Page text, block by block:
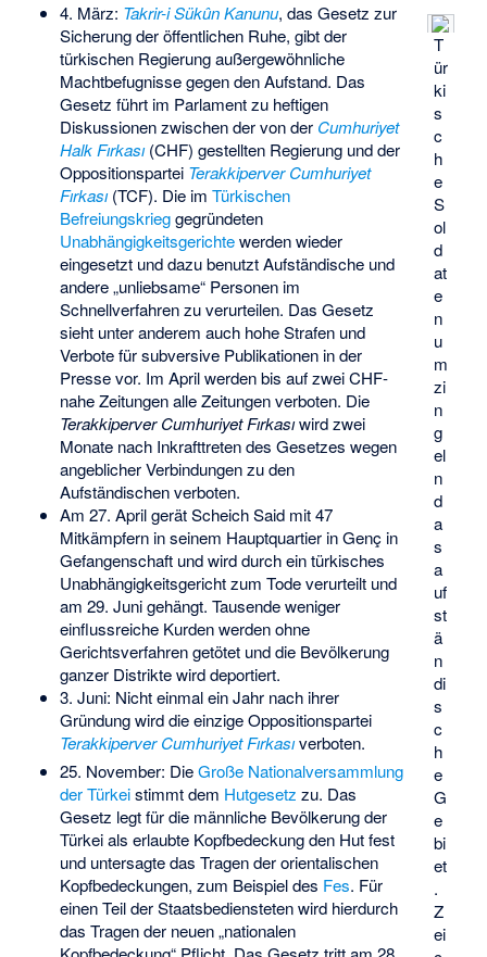
T
ür
ki
s
c
h
e
S
ol
d
at
e
n
u
m
zi
n
g
el
n
d
a
s
a
uf
st
ä
n
di
s
c
h
e
G
e
bi
et
.
Z
ei
4. März: Takrir-i Sükûn Kanunu, das Gesetz zur
Sicherung der öffentlichen Ruhe, gibt der
türkischen Regierung außergewöhnliche
Machtbefugnisse gegen den Aufstand. Das
Gesetz führt im Parlament zu heftigen
Diskussionen zwischen der von der Cumhuriyet
Halk Fırkası(CHF) gestellten Regierung und der
Oppositionspartei Terakkiperver Cumhuriyet
Fırkası(TCF). Die im Türkischen
Befreiungskrieggegründeten
Unabhängigkeitsgerichtewerden wieder
eingesetzt und dazu benutzt Aufständische und
andere „unliebsame“ Personen im
Schnellverfahren zu verurteilen. Das Gesetz
sieht unter anderem auch hohe Strafen und
Verbote für subversive Publikationen in der
Presse vor. Im April werden bis auf zwei CHF-
nahe Zeitungen alle Zeitungen verboten. Die
Terakkiperver Cumhuriyet Fırkasıwird zwei
Monate nach Inkrafttreten des Gesetzes wegen
angeblicher Verbindungen zu den
Aufständischen verboten.
Am 27. April gerät Scheich Said mit 47
Mitkämpfern in seinem Hauptquartier in Genç in
Gefangenschaft und wird durch ein türkisches
Unabhängigkeitsgericht zum Tode verurteilt und
am 29. Juni gehängt. Tausende weniger
einflussreiche Kurden werden ohne
Gerichtsverfahren getötet und die Bevölkerung
ganzer Distrikte wird deportiert.
3. Juni: Nicht einmal ein Jahr nach ihrer
Gründung wird die einzige Oppositionspartei
Terakkiperver Cumhuriyet Fırkasıverboten.
25. November: DieGroße Nationalversammlung
der Türkeistimmt dem Hutgesetz zu. Das
Gesetz legt für die männliche Bevölkerung der
Türkei als erlaubte Kopfbedeckung den Hut fest
und untersagte das Tragen der orientalischen
Kopfbedeckungen, zum Beispiel des Fes. Für
einen Teil der Staatsbediensteten wird hierdurch
das Tragen der neuen „nationalen